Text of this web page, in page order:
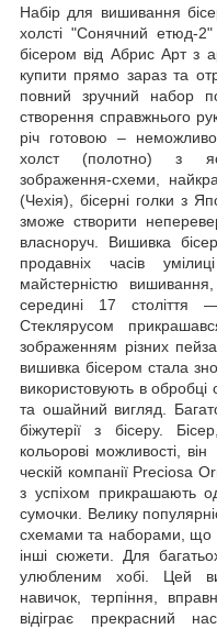
Набір для вишивання
холсті "Сонячний етюд-
бісером від Абрис Арт з
купити прямо зараз та
повний зручний набор
створення справжнього
річ готовою –
холст (полотно) з
зображення-схеми,
(Чехія), бісерні голки з
зможе створити
власноруч. Вишивка
продавніх часів
майстерністю
середині 17 століття
Стеклярусом
зображенням різних
вишивка бісером стала
використовують в
та ошайний вигляд.
біжутерії з бісеру.
кольорові можливості,
ческій компанії Preciosa
з успіхом прикрашають
сумочки. Велику
схемами та наборами, що
інші сюжети. Для
улюбленим хобі. Цей
навичок, терпіння,
відіграє прекрасний